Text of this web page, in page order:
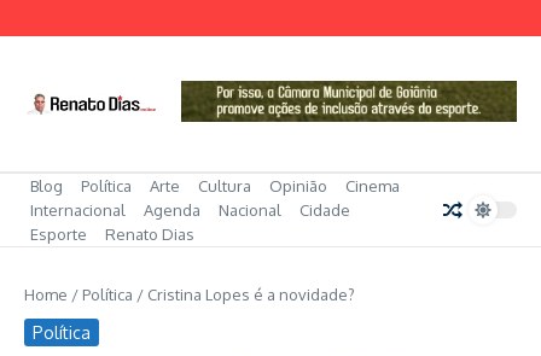
Blog Política Arte Cultura Opinião
Cinema
Internacional
Agenda Nacional
Cidade
Esporte
Renato Dias
Home / Política / Cristina Lopes é a novidade?
Política